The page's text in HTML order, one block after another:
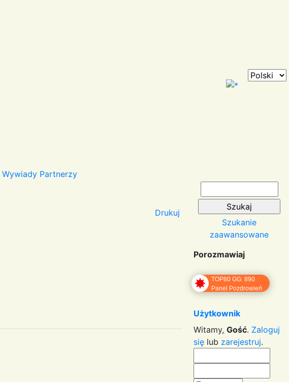
Wywiady Partnerzy
Drukuj
Szukanie
zaawansowane
Porozmawiaj
TOP80 GG: 890
Panel Pozdrowień
Użytkownik
Witamy, Gość. Zaloguj
się lub zarejestruj.